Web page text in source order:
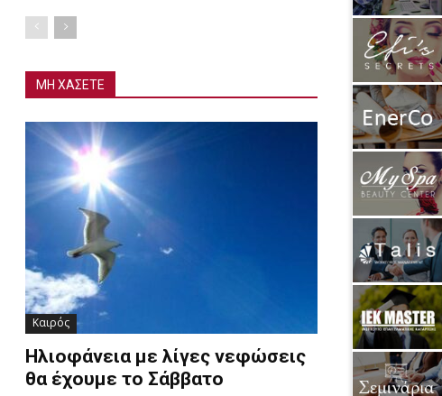
ΜΗ ΧΑΣΕΤΕ
Καιρός
Ηλιοφάνεια με λίγες νεφώσεις
θα έχουμε το Σάββατο